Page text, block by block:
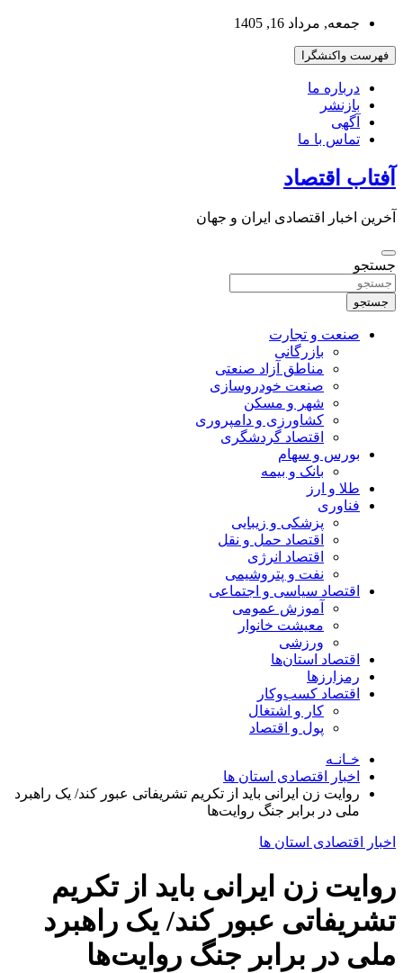
بروید
جمعه, مرداد 16, 1405
فهرست واکنشگرا
درباره ما
بازنشر
آگهی
تماس با ما
آفتاب اقتصاد
آخرین اخبار اقتصادی ایران و جهان
جستجو
جستجو
صنعت و تجارت
بازرگانی
مناطق آزاد صنعتی
صنعت خودروسازی
شهر و مسکن
کشاورزی و دامپروری
اقتصاد گردشگری
بورس و سهام
بانک و بیمه
طلا و ارز
فناوری
پزشکی و زیبایی
اقتصاد حمل و نقل
اقتصاد انرژی
نفت و پتروشیمی
اقتصاد سیاسی و اجتماعی
آموزش عمومی
معیشت خانوار
ورزشی
اقتصاد استان‌ها
رمزارزها
اقتصاد کسب‌و‌کار
کار و اشتغال
پول و اقتصاد
خـانـه
اخبار اقتصادی استان ها
روایت زن ایرانی باید از تکریم تشریفاتی عبور کند/ یک راهبرد
ملی در برابر جنگ روایت‌ها
اخبار اقتصادی استان ها
روایت زن ایرانی باید از تکریم
تشریفاتی عبور کند/ یک راهبرد
ملی در برابر جنگ روایت‌ها